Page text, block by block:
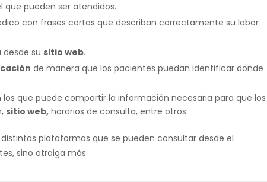
que pueden ser atendidos.
con frases cortas que describan correctamente su labor
su sitio web.
de manera que los pacientes puedan identificar donde
que puede compartir la información necesaria para que los
sitio web, horarios de consulta, entre otros.
plataformas que se pueden consultar desde el
sino atraiga más.